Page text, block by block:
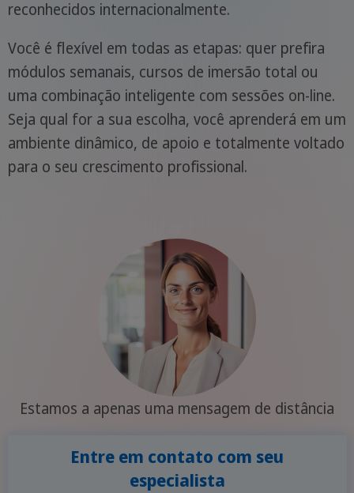
reconhecidos internacionalmente.
Você é flexível em todas as etapas: quer prefira
módulos semanais, cursos de imersão total ou
uma combinação inteligente com sessões on-line.
Seja qual for a sua escolha, você aprenderá em um
ambiente dinâmico, de apoio e totalmente voltado
para o seu crescimento profissional.
Estamos a apenas uma mensagem de distância
Entre em contato com seu
especialista